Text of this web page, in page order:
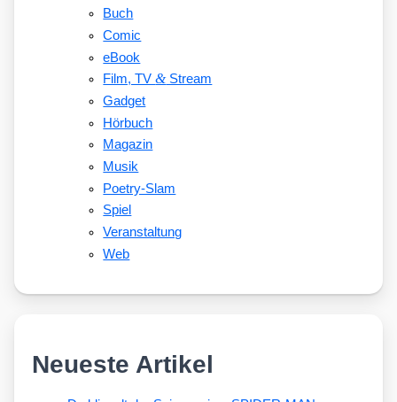
Buch
Comic
eBook
Film, TV&Stream
Gadget
Hörbuch
Magazin
Musik
Poetry-Slam
Spiel
Veranstaltung
Web
Neueste Artikel